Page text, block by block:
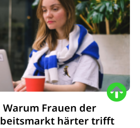
Warum Frauen der
härter trifft